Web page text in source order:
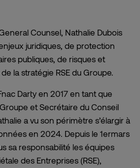
Counsel, Nathalie Dubois
juridiques, de protection
publiques, de risques et
la stratégie RSE du Groupe.
Darty en 2017 en tant que
et Secrétaire du Conseil
a vu son périmètre s’élargir à
en 2024. Depuis le 1ermars
sa responsabilité les équipes
des Entreprises (RSE),